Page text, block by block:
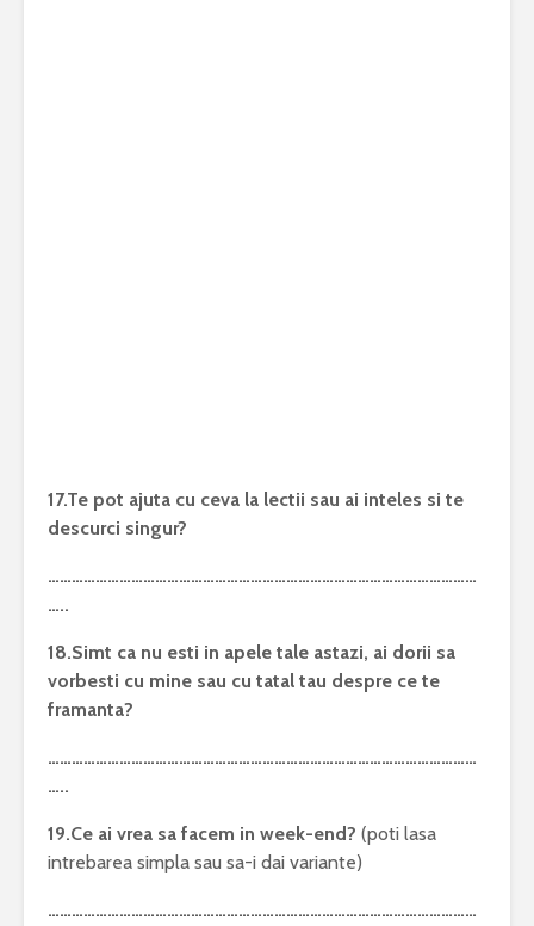
17.Te pot ajuta cu ceva la lectii sau ai inteles si te
descurci singur?
………………………………………………………………………………………………
…..
18.Simt ca nu esti in apele tale astazi, ai dorii sa
vorbesti cu mine sau cu tatal tau despre ce te
framanta?
………………………………………………………………………………………………
…..
19.Ce ai vrea sa facem in week-end? (poti lasa
intrebarea simpla sau sa-i dai variante)
………………………………………………………………………………………………